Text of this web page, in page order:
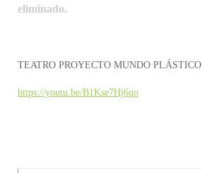
eliminado.
TEATRO PROYECTO MUNDO PLÁSTICO
https://youtu.be/B1Kse7Hj6qo